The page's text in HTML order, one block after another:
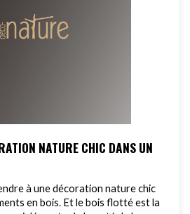
NATURE CHIC DANS UN
à une décoration nature chic
en bois. Et le bois flotté est la